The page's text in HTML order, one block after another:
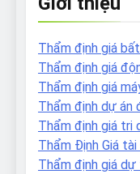
Thẩm định giá
Thẩm định giá
Thẩm định giá
Thẩm định dự án
Thẩm định giá tri
Thẩm Định Giá tài
Thẩm định giá